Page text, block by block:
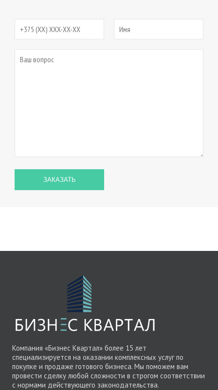
Компания «Бизнес Квартал» более 15 лет
специализируется на оказании комплексных услуг по
покупке и продаже готового бизнеса. Мы поможем вам
провести сделку любой сложности в строгом соответствии
с нормами действующего законодательства.